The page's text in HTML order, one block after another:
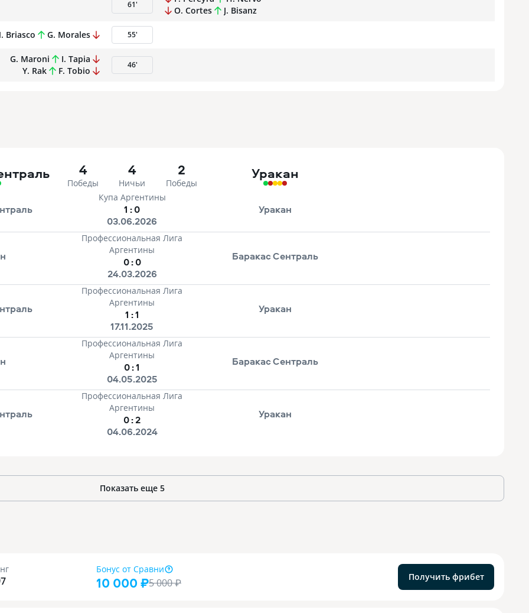
61'
O. Cortes
J. Bisanz
Briasco G. Morales 55'
G. Maroni
I. Tapia
Y. Rak
F. Tobio
46'
4
Победы
4
Ничьи
2
Победы
Уракан
Купа Аргентины
1 :0
03.06.2026
Уракан
Профессиональная Лига
Аргентины
0:0
24.03.2026
Баракас Сентраль
Профессиональная Лига
Аргентины
1 :1
17.11.2025
Уракан
Профессиональная Лига
Аргентины
0:1
04.05.2025
Баракас Сентраль
Профессиональная Лига
Аргентины
0:2
04.06.2024
Уракан
Показать еще 5
Бонус от Сравни
10 000 ₽5 000₽ Получить фрибет